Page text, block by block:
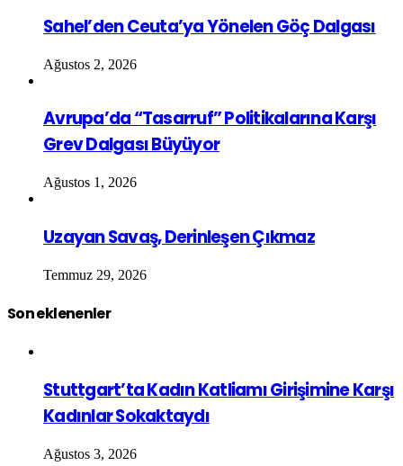
Sahel’den Ceuta’ya Yönelen Göç Dalgası
Ağustos 2, 2026
Avrupa’da “Tasarruf” Politikalarına Karşı
Grev Dalgası Büyüyor
Ağustos 1, 2026
Uzayan Savaş, Derinleşen Çıkmaz
Temmuz 29, 2026
Son eklenenler
Stuttgart’ta Kadın Katliamı Girişimine Karşı
Kadınlar Sokaktaydı
Ağustos 3, 2026